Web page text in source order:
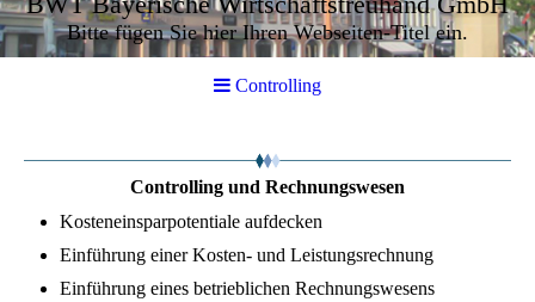
Bitte fügen Sie hier Ihren Webseiten-Titel ein.
Controlling
Controlling und Rechnungswesen
Kosteneinsparpotentiale aufdecken
Einführung einer Kosten- und Leistungsrechnung
Einführung eines betrieblichen Rechnungswesens